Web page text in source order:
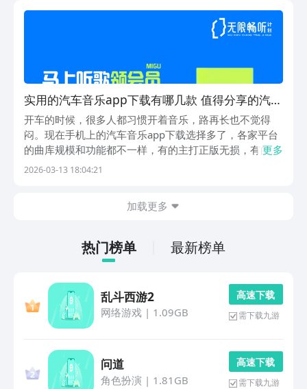
实用的汽车音乐app下载有哪几款 值得分享的汽车
音乐app下载榜单
开车的时候，很多人都习惯开着音乐，路再长也不觉得
闷。现在手机上的汽车音乐app下载选择多了，各家平台
的曲库规模和功能都不一样，有的主打正版无损，有的走
免费路线，有的更在意推荐算法够不够准。小编整理了几
更多
2026-03-13 18:04:21
加载更多
热门榜单 最新榜单
乱斗西游2
网络游戏| 1.09GB
高 速 下 载
需下载九游
问道
角色扮演 | 1.81GB
高 速 下 载
需下载九游